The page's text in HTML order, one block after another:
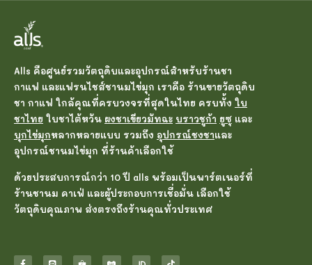
Alls คือศูนย์รวมวัตถุดิบและอุปกรณ์สำหรับร้านชา
กาแฟ และแฟรนไชส์ชานมไข่มุก เราคือ ร้านขายวัตถุดิบ
ชา กาแฟ ใกล้คุณที่ครบวงจรที่สุดในไทย ครบทั้ง ใบ
ชาไทย ใบชาไต้หวัน ผงชาเขียวมัทฉะ บราวชูก้า ยูซุ และ
บุกไข่มุกหลากหลายแบบ รวมถึง อุปกรณ์ชงชาและ
อุปกรณ์ชานมไข่มุก ที่ร้านค้าเลือกใช้
ด้วยประสบการณ์กว่า 10 ปี alls พร้อมเป็นพาร์ตเนอร์ที่
ร้านชานม คาเฟ่ และผู้ประกอบการเชื่อมั่น เลือกใช้
วัตถุดิบคุณภาพ ส่งตรงถึงร้านคุณทั่วประเทศ